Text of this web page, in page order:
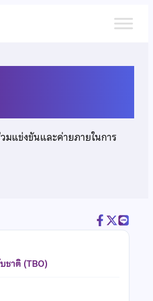
มแข่งขันและค่ายภายในการ
ชาติ (TBO)